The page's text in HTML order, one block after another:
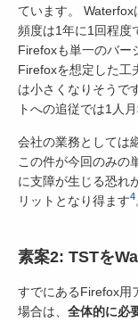
ています。 Waterfox
頻度は1年に1回程度
Firefoxも単一のバー
Firefoxを想定した工
は小さくなりそうで
トへの追従では1人
会社の業務としては
この件が今回のみの
に支障が生じる恐れ
リットとなり得ます4
素案2: TSTを
すでにあるFirefox用
場合は、 全体的に必